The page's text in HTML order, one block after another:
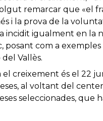
remarcar que «el
i la prova de la voluntat
incidit igualment en la
posant com a
Vallès.
creixement és el 22
al voltant del
seleccionades, que